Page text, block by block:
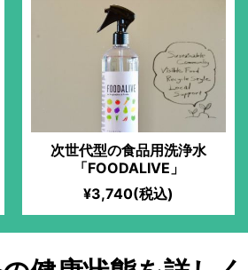
次世代型の食品用洗浄水
「FOODALIVE」
¥3,740(税込)